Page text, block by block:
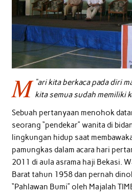
“
M ari kita berkaca pada diri
kita semua sudah memiliki
Sebuah pertanyaan menohok
seorang “pendekar” wanita di
lingkungan hidup saat
pamungkas dalam acara hari
2011 di aula asrama haji Bekasi.
Barat tahun 1958 dan pernah
“Pahlawan Bumi” oleh Majalah